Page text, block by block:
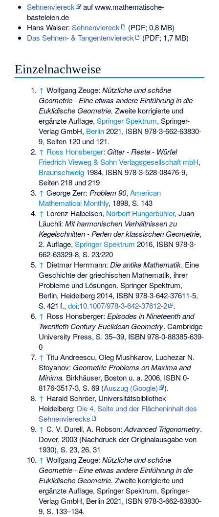
Sehnenviereck
auf www.mathematische-
basteleien.de
Hans Walser: Sehnenviereck
(PDF; 0,8 MB)
Das Sehnen- & Tangentenviereck
(PDF; 1,7 MB)
Einzelnachweise
↑ Wolfgang Zeuge:Nützliche und schöne
Geometrie - Eine etwas andere Einführung in die
Euklidische Geometrie. Zweite korrigierte und
ergänzte Auflage,Springer Spektrum, Springer-
Verlag GmbH, Berlin2021, ISBN 978-3-662-63830-
9, Seiten 120 und 121.
↑ Ross Honsberger: Gitter - Reste - Würfel
Friedrich Vieweg & Sohn Verlagsgesellschaft mbH,
Braunschweig 1984, ISBN 978-3-528-08476-9,
Seiten 218 und 219
↑ George Zerr: Problem 90,American
Mathematical Monthly, 1898, S. 143
↑ Lorenz Halbeisen, Norbert Hungerbühler, Juan
Läuchli:Mit harmonischen Verhältnissen zu
Kegelschnitten - Perlen der klassischen Geometrie,
2. Auflage,Springer Spektrum 2016, ISBN 978-3-
662-63329-8, S. 23/220
↑ Dietmar Herrmann:Die antike Mathematik. Eine
Geschichte der griechischen Mathematik, ihrer
Probleme und Lösungen. Springer Spektrum,
Berlin, Heidelberg 2014, ISBN 978-3-642-37611-5,
S.421 f.,doi:10.1007/978-3-642-37612-2
.
↑ Ross Honsberger: Episodes in Nineteenth and
Twentieth Century Euclidean Geometry. Cambridge
University Press, S. 35–39, ISBN 978-0-88385-639-
0
↑ Titu Andreescu, Oleg Mushkarov, Luchezar N.
Stoyanov: Geometric Problems on Maxima and
Minima. Birkhäuser, Boston u. a. 2006, ISBN 0-
8176-3517-3, S. 69 (Auszug (Google)
).
↑ Harald Schröer, Universitätsbibliothek
Heidelberg: Die 4. Seite und der Flächeninhalt des
Sehnenvierecks
↑ C. V. Durell, A. Robson:Advanced Trigonometry.
Dover, 2003 (Nachdruck der Originalausgabe von
1930), S. 23, 26, 31
↑ Wolfgang Zeuge:Nützliche und schöne
Geometrie - Eine etwas andere Einführung in die
Euklidische Geometrie. Zweite korrigierte und
ergänzte Auflage, Springer Spektrum, Springer-
Verlag GmbH, Berlin 2021, ISBN 978-3-662-63830-
9, S. 133–134.